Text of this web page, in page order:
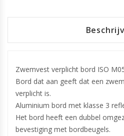
Zwemvest verplicht bord ISO
Bord dat aan geeft dat een
verplicht is.
Aluminium bord met klasse 3
Het bord heeft een dubbel
bevestiging met bordbeugels.